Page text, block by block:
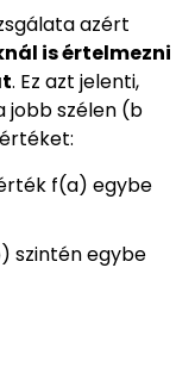
azért
is értelmezni
. Ez azt jelenti,
jobb szélen (b
f(a) egybe
szintén egybe